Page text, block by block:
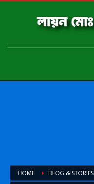
HOME BLOG & STORIES